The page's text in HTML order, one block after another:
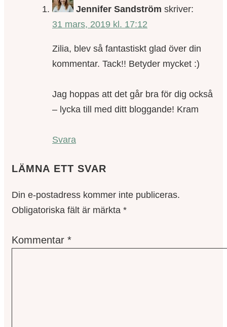
Jennifer Sandström skriver:
31 mars, 2019 kl. 17:12
Zilia, blev så fantastiskt glad över din
kommentar. Tack!! Betyder mycket :)
Jag hoppas att det går bra för dig också
– lycka till med ditt bloggande! Kram
Svara
LÄMNA ETT SVAR
Din e-postadress kommer inte publiceras.
Obligatoriska fält är märkta *
Kommentar *